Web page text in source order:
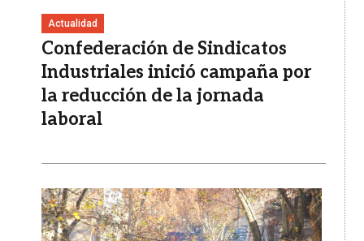
Actualidad
Confederación de Sindicatos
Industriales inició campaña por
la reducción de la jornada
laboral
Imagen